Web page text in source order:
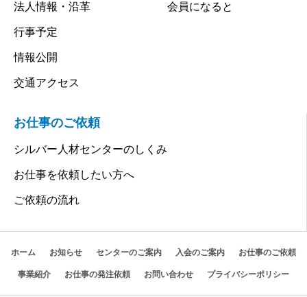
法人情報・沿革
行事予定
情報公開
交通アクセス
会員になると
お仕事のご依頼
シルバー人材センターのしくみ
お仕事を依頼したい方へ
ご依頼の流れ
ホーム お知らせ センターのご案内 入会のご案内 お仕事のご依頼
事業紹介 お仕事の発注依頼 お問い合わせ プライバシーポリシー